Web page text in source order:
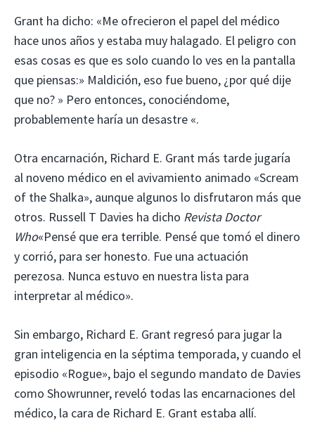
Grant ha dicho: «Me ofrecieron el papel del médico
hace unos años y estaba muy halagado. El peligro con
esas cosas es que es solo cuando lo ves en la pantalla
que piensas:» Maldición, eso fue bueno, ¿por qué dije
que no? » Pero entonces, conociéndome,
probablemente haría un desastre «.
Otra encarnación, Richard E. Grant más tarde jugaría
al noveno médico en el avivamiento animado «Scream
of the Shalka», aunque algunos lo disfrutaron más que
otros. Russell T Davies ha dicho Revista Doctor
Who«Pensé que era terrible. Pensé que tomó el dinero
y corrió, para ser honesto. Fue una actuación
perezosa. Nunca estuvo en nuestra lista para
interpretar al médico».
Sin embargo, Richard E. Grant regresó para jugar la
gran inteligencia en la séptima temporada, y cuando el
episodio «Rogue», bajo el segundo mandato de Davies
como Showrunner, reveló todas las encarnaciones del
médico, la cara de Richard E. Grant estaba allí.